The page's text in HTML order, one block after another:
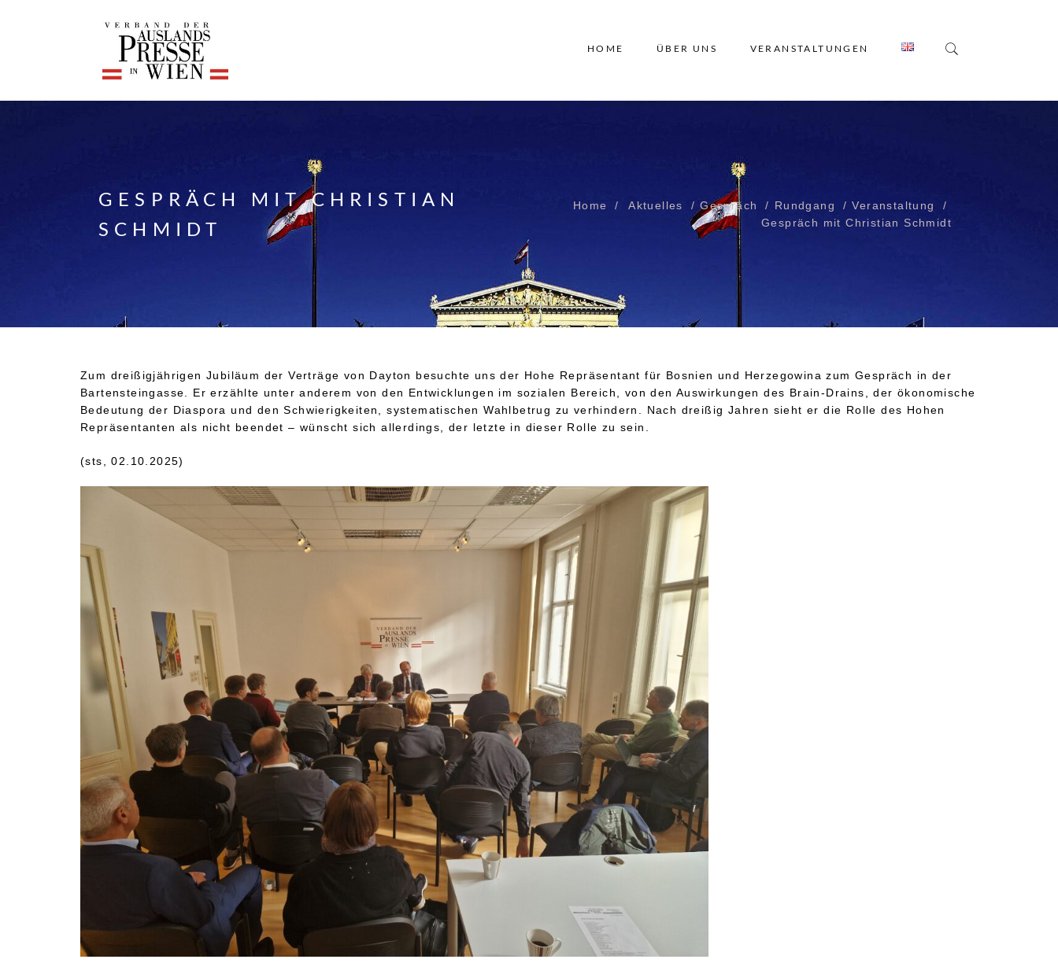
HOME ÜBER UNS VERANSTALTUNGEN
GESPRÄCH MIT CHRISTIAN
SCHMIDT
Home Aktuelles Gespräch Rundgang
Veranstaltung
Gespräch mit Christian Schmidt
Zum dreißigjährigen Jubiläum der Verträge von Dayton besuchte uns der Hohe Repräsentant für Bosnien und Herzegowina zum Gespräch in der
Bartensteingasse. Er erzählte unter anderem von den Entwicklungen im sozialen Bereich, von den Auswirkungen des Brain-Drains, der ökonomische
Bedeutung der Diaspora und den Schwierigkeiten, systematischen Wahlbetrug zu verhindern. Nach dreißig Jahren sieht er die Rolle des Hohen
Repräsentanten als nicht beendet – wünscht sich allerdings, der letzte in dieser Rolle zu sein.
(sts, 02.10.2025)